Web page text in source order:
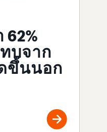
62%
บจาก
ขึ้นนอก